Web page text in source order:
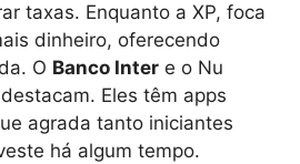
taxas. Enquanto a XP, foca
dinheiro, oferecendo
O Banco Inter e o Nu
Eles têm apps
agrada tanto iniciantes
há algum tempo.